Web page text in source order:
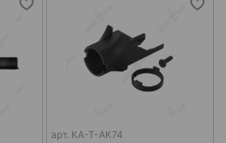
арт. КА-Т-АК74